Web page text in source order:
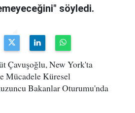
söyledi.
Çavuşoğlu, New York'ta
Mücadele Küresel
Bakanlar Oturumu'nda